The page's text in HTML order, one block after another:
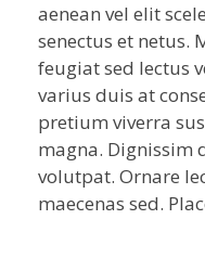
aenean vel elit
senectus et netus.
feugiat sed lectus
varius duis at
pretium viverra
magna. Dignissim
volutpat. Ornare
maecenas sed.